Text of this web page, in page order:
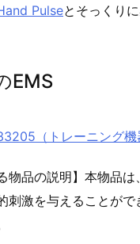
Pulseとそっくり
EMS
（トレーニング機
物品の説明】本物品
刺激を与えることが